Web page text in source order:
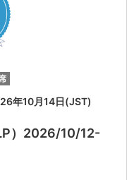
年10月14日(JST)
）2026/10/12-